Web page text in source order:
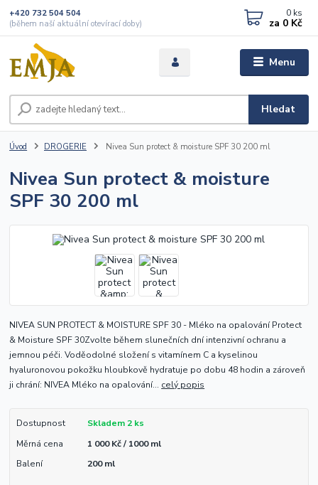
Menu
Hledat
+420 732 504 504
(během naší aktuální otevírací doby)
0 ks
za 0 Kč
Úvod DROGERIE Nivea Sun protect & moisture SPF 30 200 ml
Nivea Sun protect & moisture
SPF 30 200 ml
NIVEA SUN PROTECT & MOISTURE SPF 30 - Mléko na opalování Protect
& Moisture SPF 30Zvolte během slunečních dní intenzivní ochranu a
jemnou péči. Voděodolné složení s vitamínem C a kyselinou
hyaluronovou pokožku hloubkově hydratuje po dobu 48 hodin a zároveň
ji chrání: NIVEA Mléko na opalování... celý popis
Dostupnost
Skladem 2 ks
Měrná cena
1 000 Kč / 1000 ml
Balení
200 ml